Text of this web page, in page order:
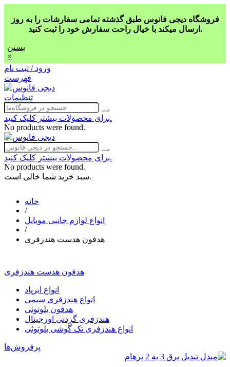
فروشگاه دیجی فانوس طبق گذشته تمامی سفارشات را به روز
ارسال میکند با خیال راحت سفارش خود را ثبت کنید.
بستن
×
ورود / ثبت نام
فهرست
تنظیمات
برای محصولات بیشتر کلیک کنید.
No products were found.
برای محصولات بیشتر کلیک کنید.
No products were found.
سبد خرید شما خالی است.
خانه
/
انواع لوازم جانبی موبایل
/
هدفون هدست هندزفری
هدفون هدست هندزفری
انواع ایرپاد
انواع هندزفری سیمی
هدفون بلوتوثی
هندزفری گردنی اورجینال
انواع هندزفری تک گوشی بلوتوثی
پرفروش‌ها